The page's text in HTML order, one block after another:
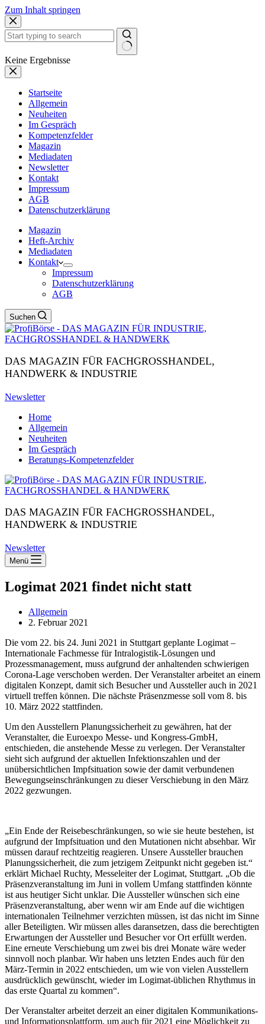
Zum Inhalt springen
Keine Ergebnisse
Startseite
Allgemein
Neuheiten
Im Gespräch
Kompetenzfelder
Magazin
Mediadaten
Newsletter
Kontakt
Impressum
AGB
Datenschutzerklärung
Magazin
Heft-Archiv
Mediadaten
Kontakt
Impressum
Datenschutzerklärung
AGB
Suchen
DAS MAGAZIN FÜR FACHGROSSHANDEL,
HANDWERK & INDUSTRIE
Newsletter
Home
Allgemein
Neuheiten
Im Gespräch
Beratungs-Kompetenzfelder
DAS MAGAZIN FÜR FACHGROSSHANDEL,
HANDWERK & INDUSTRIE
Newsletter
Menü
Logimat 2021 findet nicht statt
Allgemein
2. Februar 2021
Die vom 22. bis 24. Juni 2021 in Stuttgart geplante Logimat –
Internationale Fachmesse für Intralogistik-Lösungen und
Prozessmanagement, muss aufgrund der anhaltenden schwierigen
Corona-Lage verschoben werden. Der Veranstalter arbeitet an einem
digitalen Konzept, damit sich Besucher und Aussteller auch in 2021
virtuell treffen können. Die nächste Präsenzmesse soll vom 8. bis
10. März 2022 stattfinden.
Um den Ausstellern Planungssicherheit zu gewähren, hat der
Veranstalter, die Euroexpo Messe- und Kongress-GmbH,
entschieden, die anstehende Messe zu verlegen. Der Veranstalter
sieht sich aufgrund der aktuellen Infektionszahlen und der
unübersichtlichen Impfsituation sowie der damit verbundenen
Bewegungseinschränkungen zu dieser Verschiebung in den März
2022 gezwungen.
„Ein Ende der Reisebeschränkungen, so wie sie heute bestehen, ist
aufgrund der Impfsituation und den Mutationen nicht absehbar. Wir
müssen darauf rechtzeitig reagieren. Unsere Aussteller brauchen
Planungssicherheit, die zum jetzigem Zeitpunkt nicht gegeben ist.“
erklärt Michael Ruchty, Messeleiter der Logimat, Stuttgart. „Ob die
Präsenzveranstaltung im Juni in vollem Umfang stattfinden könnte
ist aus heutiger Sicht unklar. Die Aussteller wünschen sich eine
Präsenzveranstaltung, aber wenn wir am Ende auf die wichtigen
internationalen Teilnehmer verzichten müssen, ist das nicht im Sinne
aller Beteiligten. Wir müssen alles daransetzen, dass die berechtigten
Erwartungen der Aussteller und Besucher vor Ort erfüllt werden.
Eine erneute Verschiebung um zwei bis drei Monate wäre weder
sinnvoll noch planbar. Wir haben uns letzten Endes auch für den
März-Termin in 2022 entschieden, um wie von vielen Ausstellern
ausdrücklich gewünscht, wieder im Logimat-üblichen Rhythmus in
das erste Quartal zu kommen“.
Der Veranstalter arbeitet derzeit an einer digitalen Kommunikations-
und Informationsplattform, um auch für 2021 eine Möglichkeit zu